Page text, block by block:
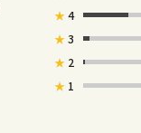
★4
★3
★ 2
★ 1